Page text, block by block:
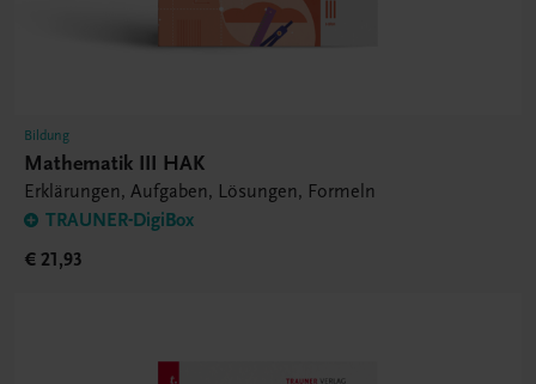
Bildung
Mathematik III HAK
Erklärungen, Aufgaben, Lösungen, Formeln
TRAUNER-DigiBox
€ 21,93